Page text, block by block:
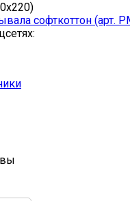
софткоттон (арт.